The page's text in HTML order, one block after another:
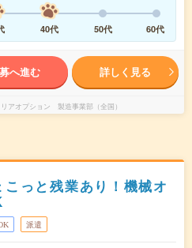
40代 50代 60代
へ進む 詳しく見る
アオプション 製造事業部（全国）
こっと残業あり！機械オ
派遣